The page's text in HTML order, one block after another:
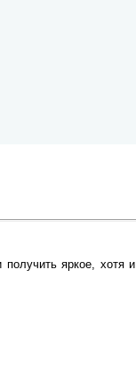
яркое, хотя и